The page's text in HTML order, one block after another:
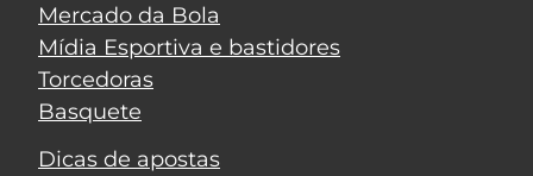
Mercado da Bola
Mídia Esportiva e bastidores
Torcedoras
Basquete
Dicas de apostas